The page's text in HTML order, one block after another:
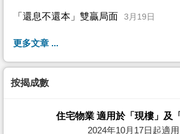
「還息不還本」雙贏局面 3月19日
更多文章 ...
按揭成數
住宅物業 適用於「現樓」及
2024年10月17日起適用